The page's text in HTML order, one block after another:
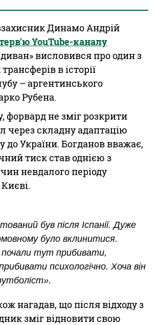
Динамо Андрій
YouTube-каналу
висловився про один з
в історії
– аргентинського
Рубена.
форвард не зміг розкрити
через складну адаптацію
до України. Богданов вважає,
тиск став однією з
невдалого періоду
був після Іспанії. Дуже
було вклинитися.
почали тут прибивати,
психологічно. Хоча він
нагадав, що після відходу з
зміг відновити свою